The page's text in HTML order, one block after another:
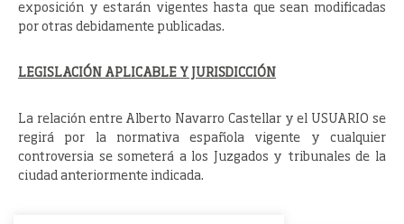
exposición y estarán vigentes hasta que sean modificadas
por otras debidamente publicadas.
LEGISLACIÓN APLICABLE Y JURISDICCIÓN
La relación entre Alberto Navarro Castellar y el USUARIO se
regirá por la normativa española vigente y cualquier
controversia se someterá a los Juzgados y tribunales de la
ciudad anteriormente indicada.